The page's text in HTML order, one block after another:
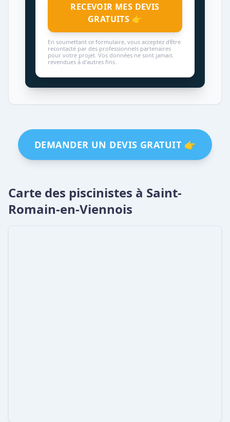
RECEVOIR MES DEVIS
GRATUITS 👉
En soumettant ce formulaire, vous acceptez d'être
recontacté par des professionnels partenaires
pour votre projet. Vos données ne sont jamais
revendues à d'autres fins.
DEMANDER UN DEVIS GRATUIT 👉
Carte des piscinistes à Saint-
Romain-en-Viennois